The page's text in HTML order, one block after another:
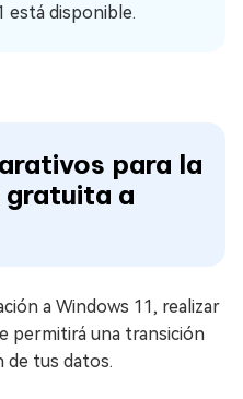
está disponible.
para la
a
a Windows 11, realizar
permitirá una transición
de tus datos.